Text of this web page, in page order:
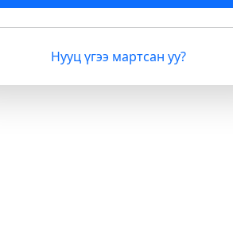
Нууц үгээ мартсан уу?